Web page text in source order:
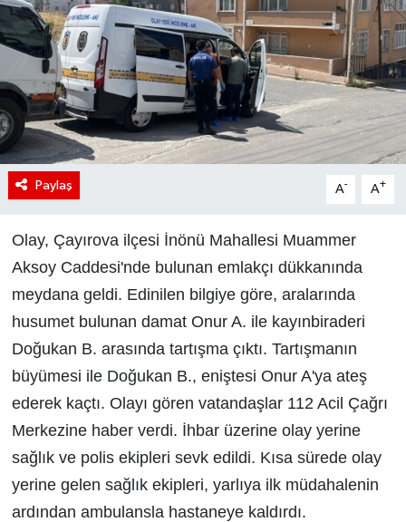
Paylaş A- A+
Olay, Çayırova ilçesi İnönü Mahallesi Muammer
Aksoy Caddesi'nde bulunan emlakçı dükkanında
meydana geldi. Edinilen bilgiye göre, aralarında
husumet bulunan damat Onur A. ile kayınbiraderi
Doğukan B. arasında tartışma çıktı. Tartışmanın
büyümesi ile Doğukan B., eniştesi Onur A'ya ateş
ederek kaçtı. Olayı gören vatandaşlar 112 Acil Çağrı
Merkezine haber verdi. İhbar üzerine olay yerine
sağlık ve polis ekipleri sevk edildi. Kısa sürede olay
yerine gelen sağlık ekipleri, yarlıya ilk müdahalenin
ardından ambulansla hastaneye kaldırdı.